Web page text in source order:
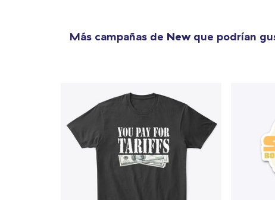
Más campañas de Newque podrían